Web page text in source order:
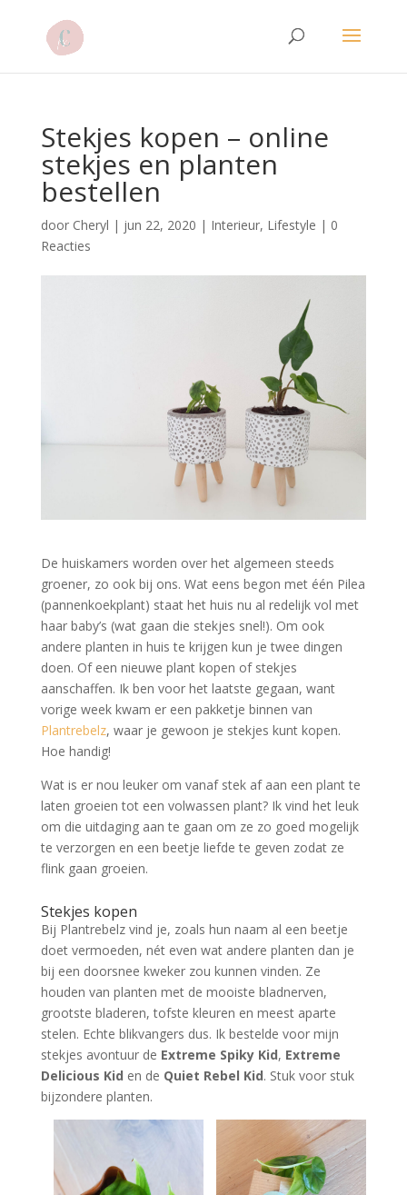
Stekjes kopen – online
stekjes en planten
bestellen
door Cheryl | jun 22, 2020 | Interieur, Lifestyle | 0
Reacties
De huiskamers worden over het algemeen steeds
groener, zo ook bij ons. Wat eens begon met één Pilea
(pannenkoekplant) staat het huis nu al redelijk vol met
haar baby’s (wat gaan die stekjes snel!). Om ook
andere planten in huis te krijgen kun je twee dingen
doen. Of een nieuwe plant kopen of stekjes
aanschaffen. Ik ben voor het laatste gegaan, want
vorige week kwam er een pakketje binnen van
Plantrebelz, waar je gewoon je stekjes kunt kopen.
Hoe handig!
Wat is er nou leuker om vanaf stek af aan een plant te
laten groeien tot een volwassen plant? Ik vind het leuk
om die uitdaging aan te gaan om ze zo goed mogelijk
te verzorgen en een beetje liefde te geven zodat ze
flink gaan groeien.
Stekjes kopen
Bij Plantrebelz vind je, zoals hun naam al een beetje
doet vermoeden, nét even wat andere planten dan je
bij een doorsnee kweker zou kunnen vinden. Ze
houden van planten met de mooiste bladnerven,
grootste bladeren, tofste kleuren en meest aparte
stelen. Echte blikvangers dus. Ik bestelde voor mijn
stekjes avontuur de Extreme Spiky Kid, Extreme
Delicious Kid en de Quiet Rebel Kid. Stuk voor stuk
bijzondere planten.